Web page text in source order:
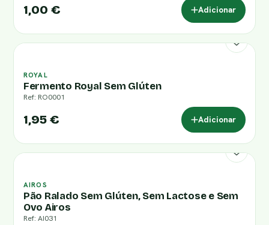
1,00 € Adicionar
ROYAL
Fermento Royal Sem Glúten
Ref: RO0001
1,95 € Adicionar
AIROS
Pão Ralado Sem Glúten, Sem Lactose e Sem
Ovo Airos
Ref: AI031